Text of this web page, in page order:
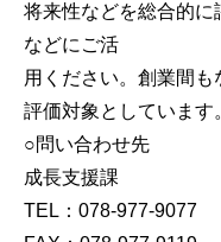
将来性などを総合的
などにご活
用ください。創業間
評価対象としています
○問い合わせ先
成長支援課
TEL：078-977-9077